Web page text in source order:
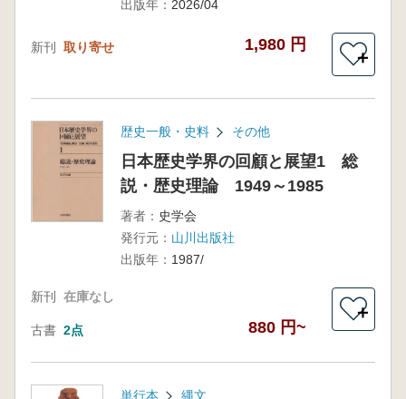
出版年： 2026/04
新刊 取り寄せ 1,980 円
＋
歴史一般・史料 その他
日本歴史学界の回顧と展望1 総
説・歴史理論 1949～1985
著者： 史学会
発行元： 山川出版社
出版年： 1987/
新刊 在庫なし
古書 2点 880 円~
＋
単行本 縄文